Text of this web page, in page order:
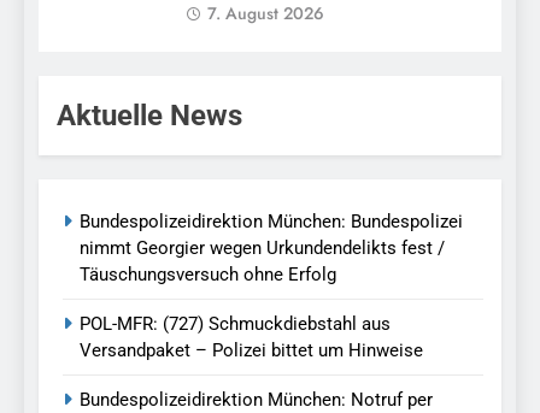
7. August 2026
Aktuelle News
Bundespolizeidirektion München: Bundespolizei
nimmt Georgier wegen Urkundendelikts fest /
Täuschungsversuch ohne Erfolg
POL-MFR: (727) Schmuckdiebstahl aus
Versandpaket – Polizei bittet um Hinweise
Bundespolizeidirektion München: Notruf per